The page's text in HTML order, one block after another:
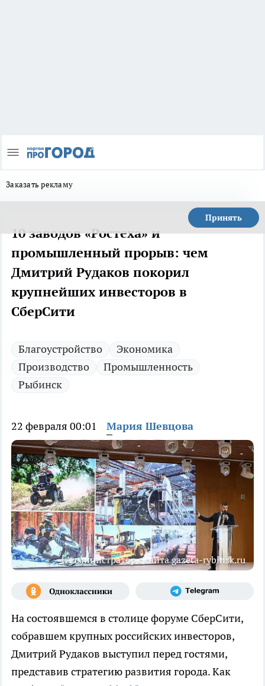
Заказать рекламу
Принять
10 заводов «Ростеха» и
промышленный прорыв: чем
Дмитрий Рудаков покорил
крупнейших инвесторов в
СберСити
Благоустройство
Экономика
Производство
Промышленность
Рыбинск
22 февраля 00:01 Мария Шевцова
Администратор с сайта gazeta-rybinsk.ru
На состоявшемся в столице форуме СберСити,
собравшем крупных российских инвесторов,
Дмитрий Рудаков выступил перед гостями,
представив стратегию развития города. Как